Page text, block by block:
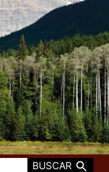
BUSCAR